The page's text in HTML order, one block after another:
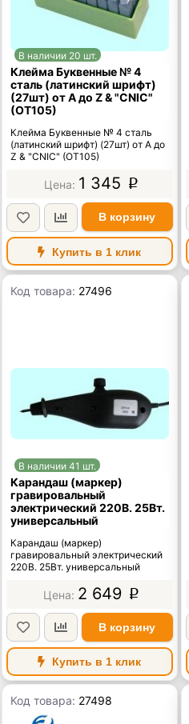
В наличии 20 шт.
Клейма Буквенные № 4
сталь (латинский шрифт)
(27шт) от А до Z & "CNIC"
(OT105)
Клейма Буквенные № 4 сталь
(латинский шрифт) (27шт) от А до
Z & "CNIC" (OT105)
1 345 p
В корзину
Купить в 1 клик
Код товара: 27496
В наличии 41 шт.
Карандаш (маркер)
гравировальный
электрический 220В. 25Вт.
универсальный
Карандаш (маркер)
гравировальный электрический
220В. 25Вт. универсальный
2 649 p
В корзину
Купить в 1 клик
Код товара: 27498